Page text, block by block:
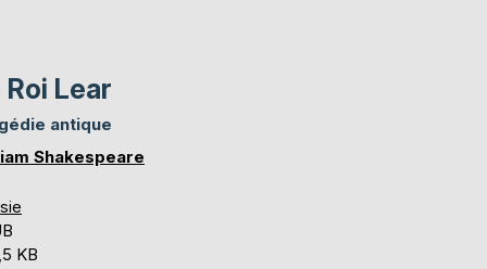
Roi Lear
antique
Shakespeare
KB